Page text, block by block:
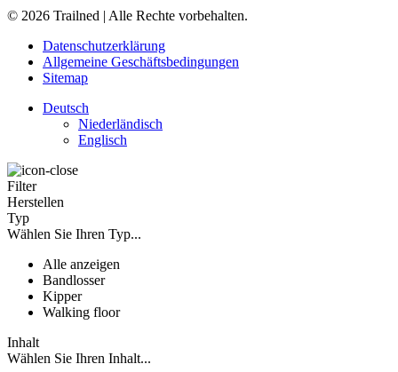
© 2026 Trailned | Alle Rechte vorbehalten.
Datenschutzerklärung
Allgemeine Geschäftsbedingungen
Sitemap
Deutsch
Niederländisch
Englisch
Filter
Herstellen
Typ
Wählen Sie Ihren Typ...
Alle anzeigen
Bandlosser
Kipper
Walking floor
Inhalt
Wählen Sie Ihren Inhalt...